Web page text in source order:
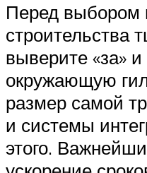
Перед выбором
строительства
выверите «за»
окружающую
размер самой
и системы
этого.